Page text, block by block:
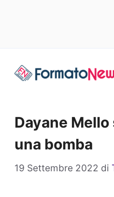
Dayane
una bomba
19 Settembre 2022 di